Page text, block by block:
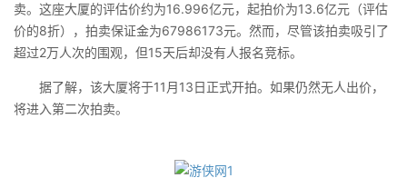
卖。这座大厦的评估价约为16.996亿元，起拍价为13.6亿元（评估
价的8折），拍卖保证金为67986173元。然而，尽管该拍卖吸引了
超过2万人次的围观，但15天后却没有人报名竞标。
据了解，该大厦将于11月13日正式开拍。如果仍然无人出价，
将进入第二次拍卖。